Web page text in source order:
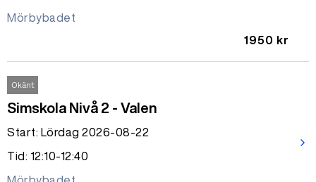
Mörbybadet
1950 kr
Okänt
Simskola Nivå 2 - Valen
Start: Lördag 2026-08-22
Tid: 12:10-12:40
arrow_forward_ios